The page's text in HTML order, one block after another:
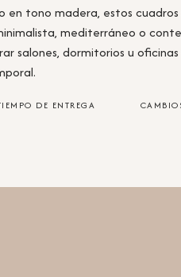
en tono madera, estos
mediterráneo o
salones, dormitorios u oficinas
DE ENTREGA